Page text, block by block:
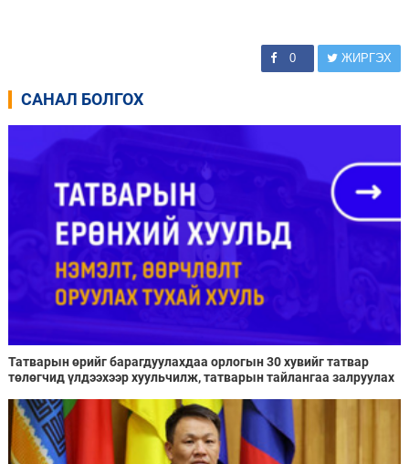
0 ЖИРГЭХ
САНАЛ БОЛГОХ
Татварын өрийг барагдуулахдаа орлогын 30 хувийг татвар
төлөгчид үлдээхээр хуульчилж, татварын тайлангаа залруулах